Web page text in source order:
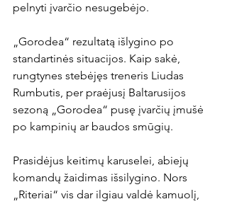
pelnyti įvarčio nesugebėjo.
„Gorodea“ rezultatą išlygino po
standartinės situacijos. Kaip sakė,
rungtynes stebėjęs treneris Liudas
Rumbutis, per praėjusį Baltarusijos
sezoną „Gorodea“ pusę įvarčių įmušė
po kampinių ar baudos smūgių.
Prasidėjus keitimų karuselei, abiejų
komandų žaidimas išsilygino. Nors
„Riteriai“ vis dar ilgiau valdė kamuolį,